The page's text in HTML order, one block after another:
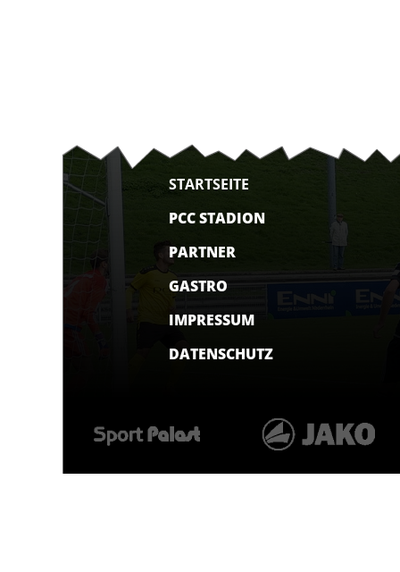
STARTSEITE
PCC STADION
PARTNER
GASTRO
IMPRESSUM
DATENSCHUTZ